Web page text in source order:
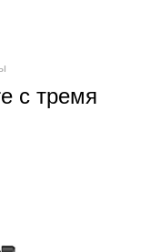
с тремя